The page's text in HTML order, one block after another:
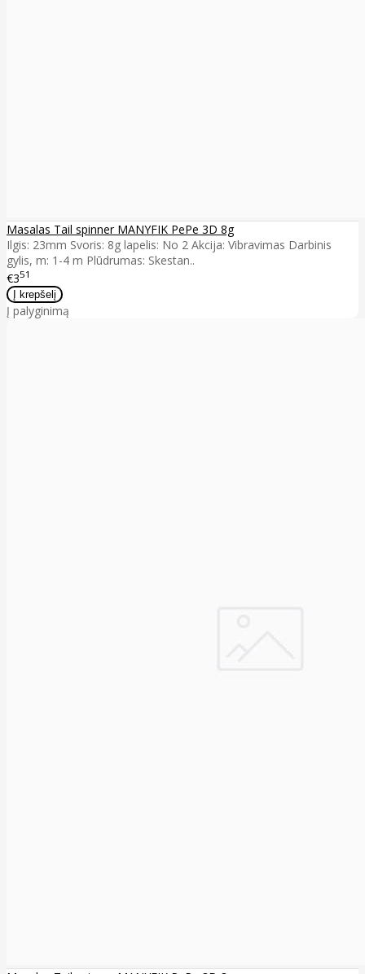
Masalas Tail spinner MANYFIK PePe 3D 8g
Ilgis: 23mm Svoris: 8g lapelis: No 2 Akcija: Vibravimas Darbinis
gylis, m: 1-4 m Plūdrumas: Skestan..
€351
Į palyginimą